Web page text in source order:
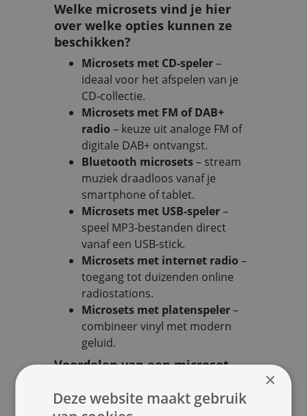
Welke microsets vind je hier
over welke opties kunnen ze
beschikken?
Microsets met CD‑speler–
ideaal voor het afspelen van je
CD‑collectie.
Microsets met FM of DAB+
radio – keuze uit analoge FM of
digitale DAB+ ontvangst.
Bluetooth microsets– stream
muziek draadloos vanaf je
smartphone of tablet.
Microsets met USB‑speler–
speel MP3‑bestanden direct
vanaf een USB‑stick.
Microsets met internet radio –
toegang tot duizenden online
radiostations.
Microsets met platenspeler–
combineer vinyl met modern
geluid.
Voordelen van een microset
kamer
×
Deze website maakt gebruik